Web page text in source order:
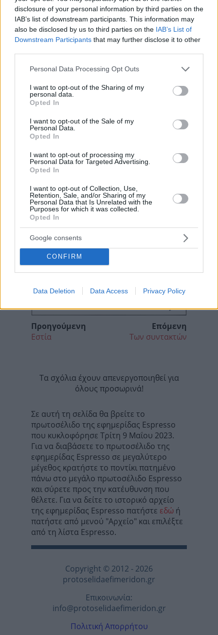
disclosure of your personal information by third parties on the
IAB’s list of downstream participants. This information may
also be disclosed by us to third parties on the IAB’s List of
Downstream Participants that may further disclose it to other
Please note that this website/app uses one or more Google
not limited to your visit or usage behaviour. You may click to
grant or deny consent to Google and its third-party tags to
use your data for below specified purposes in below Google
consent section.
Personal Data Processing Opt Outs
I want to opt-out of the Sharing of my
personal data.
Opted In
I want to opt-out of the Sale of my
Personal Data.
Opted In
I want to opt-out of processing my
Personal Data for Targeted Advertising.
Opted In
I want to opt-out of Collection, Use,
Retention, Sale, and/or Sharing of my
Personal Data that Is Unrelated with the
Purposes for which it was collected.
Opted In
Google consents
CONFIRM
Data Deletion Data Access Privacy Policy
Κοινοποιήστε
Προηγούμενη
Εστία
Επόμενη
Των συντακτών
Τα σχόλια έχουν απενεργοποιηθεί για
όλους προσωρινά!
Σε αυτή τη σελίδα θα βρείτε το
πρωτοσέλιδο της εφημερίδας Espresso
που κυκλοφόρησε Τρίτη 9 Μαΐου 2023.
Για να διαβάσετε το πρωτοσέλιδο της
εφημερίδας Espresso σε μεγαλύτερο
μέγεθος κρατήστε το ποντίκι πατημένο
πάνω στο μεγάλο πρωτοσέλιδο Espresso
και σύρετε προς την κατέυθυνση που
θέλετε. Για να δείτε το ιστορικό αρχείο
της εφημερίδας Espresso πατήστε εδώ ή
πατήστε από μενού "Αρχείο" και επιλέξτε
από τη λίστα Espresso.
Copyright © 2012 - 2026
protoselidaefimeridon.gr
Επικοινωνία:
info@protoselidaefimeridon.gr
Πολιτική Απορρήτου